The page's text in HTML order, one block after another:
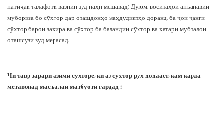
натиҷаи талафоти вазнин зуд паҳн мешавад; Дуюм, воситаҳои анъанавии
мубориза бо сӯхтор дар оташдонҳо маҳдудиятҳо доранд, ба ҷои ҷанги
сӯхтор барои захира ва сӯхтор ба баландии сӯхтор ва хатари мубталои
оташсӯзӣ зуд мерасад.
Чӣ тавр зарари азими сӯхторе, ки аз сӯхтор рух додааст, кам карда
метавонад масъалаи матбуотӣ гардад :